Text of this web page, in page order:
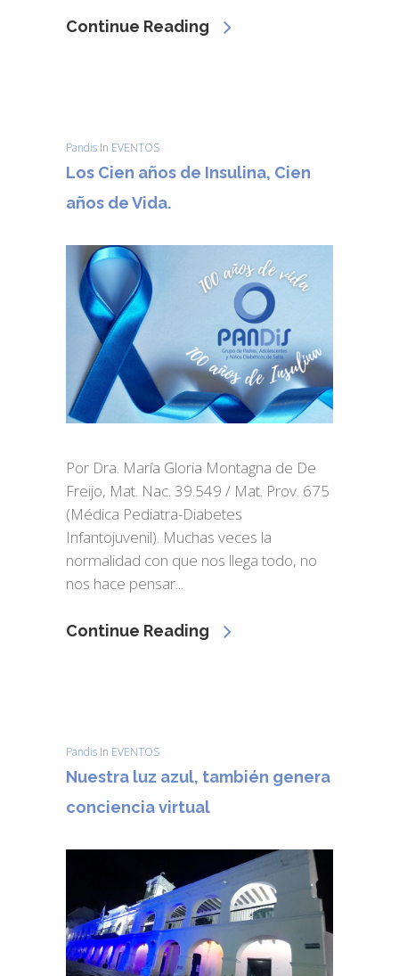
Continue Reading
Pandis In EVENTOS
Los Cien años de Insulina, Cien
años de Vida.
Por Dra. María Gloria Montagna de De
Freijo, Mat. Nac. 39.549 / Mat. Prov. 675
(Médica Pediatra-Diabetes
Infantojuvenil). Muchas veces la
normalidad con que nos llega todo, no
nos hace pensar...
Continue Reading
Pandis In EVENTOS
Nuestra luz azul, también genera
conciencia virtual